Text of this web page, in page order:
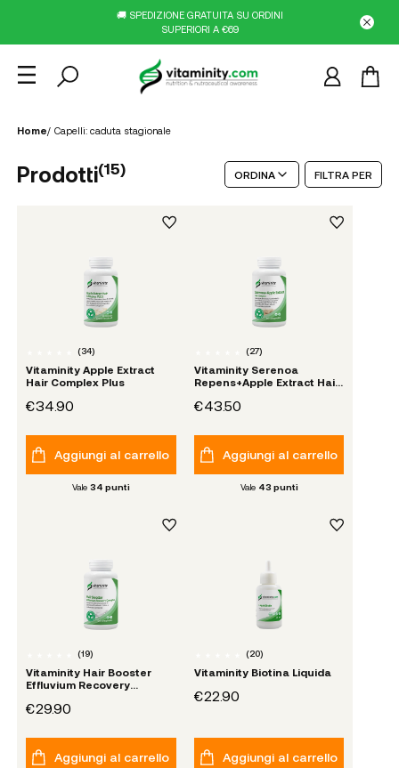
🚚 SPEDIZIONE GRATUITA SU ORDINI
SUPERIORI A €69
Home/ Capelli: caduta stagionale
Prodotti(15) ORDINA FILTRA PER
(34)
Vitaminity Apple Extract
Hair Complex Plus
€34.90
Aggiungi al carrello
Vale 34 punti
(27)
Vitaminity Serenoa
Repens+Apple Extract Hair
€43.50
Aggiungi al carrello
Vale 43 punti
(19)
Vitaminity Hair Booster
Effluvium Recovery
€29.90
Aggiungi al carrello
(20)
Vitaminity Biotina Liquida
€22.90
Aggiungi al carrello